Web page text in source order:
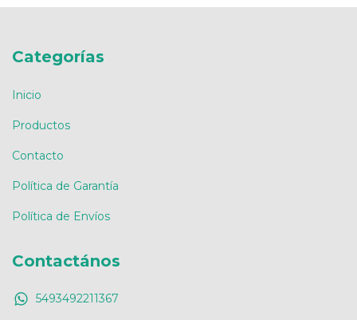
Categorías
Inicio
Productos
Contacto
Política de Garantía
Política de Envíos
Contactános
5493492211367